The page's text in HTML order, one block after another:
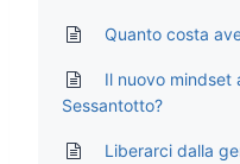
Quanto costa
Il nuovo mindset
Sessantotto?
Liberarci dalla